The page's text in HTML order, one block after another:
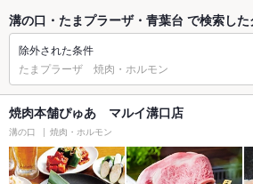
溝の口・たまプラーザ・青葉台 で検索し
除外された条件
たまプラーザ 焼肉・ホルモン
焼肉本舗ぴゅあ マルイ溝口店
溝の口 焼肉・ホルモン